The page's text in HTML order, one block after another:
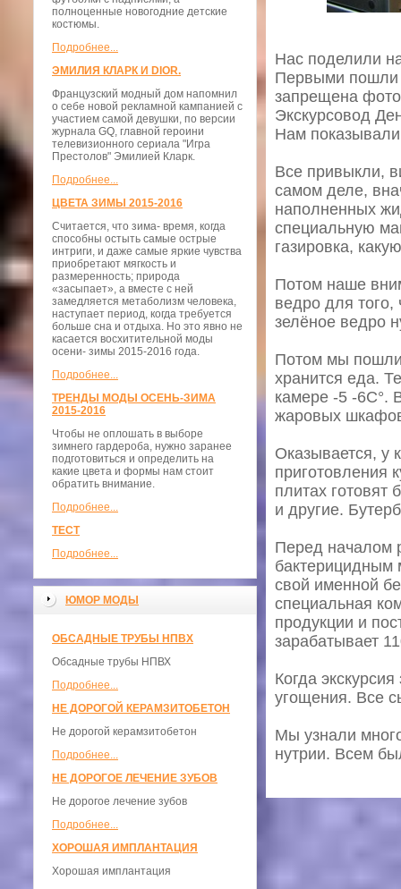
полноценные новогодние детские
костюмы.
Подробнее...
ЭМИЛИЯ КЛАРК И DIOR.
Французский модный дом напомнил
о себе новой рекламной кампанией с
участием самой девушки, по версии
журнала GQ, главной героини
телевизионного сериала "Игра
Престолов" Эмилией Кларк.
Подробнее...
ЦВЕТА ЗИМЫ 2015-2016
Считается, что зима- время, когда
способны остыть самые острые
интриги, и даже самые яркие чувства
приобретают мягкость и
размеренность; природа
«засыпает», а вместе с ней
замедляется метаболизм человека,
наступает период, когда требуется
больше сна и отдыха. Но это явно не
касается восхитительной моды
осени- зимы 2015-2016 года.
Подробнее...
ТРЕНДЫ МОДЫ ОСЕНЬ-ЗИМА
2015-2016
Чтобы не оплошать в выборе
зимнего гардероба, нужно заранее
подготовиться и определить на
какие цвета и формы нам стоит
обратить внимание.
Подробнее...
ТЕСТ
Подробнее...
ЮМОР МОДЫ
ОБСАДНЫЕ ТРУБЫ НПВХ
Обсадные трубы НПВХ
Подробнее...
НЕ ДОРОГОЙ КЕРАМЗИТОБЕТОН
Не дорогой керамзитобетон
Подробнее...
НЕ ДОРОГОЕ ЛЕЧЕНИЕ ЗУБОВ
Не дорогое лечение зубов
Подробнее...
ХОРОШАЯ ИМПЛАНТАЦИЯ
Хорошая имплантация
Нас поделили
Первыми пошли
запрещена
Экскурсовод
Нам
Все привыкли,
самом деле,
наполненных
специальную
газировка,
Потом наше
ведро для
зелёное ведро
Потом мы пошли
хранится еда.
камере -5 -6С°.
жаровых
Оказывается, у
приготовления
плитах готовят
и другие.
Перед началом
бактерицидным
свой именной
специальная
продукции и
зарабатывает
Когда
угощения. Все
Мы узнали
нутрии. Всем